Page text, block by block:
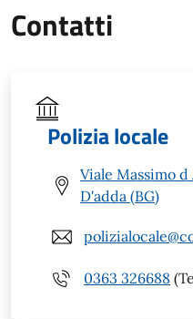
Contatti
Polizia locale
Viale Massimo
D'adda (BG)
0363 326688